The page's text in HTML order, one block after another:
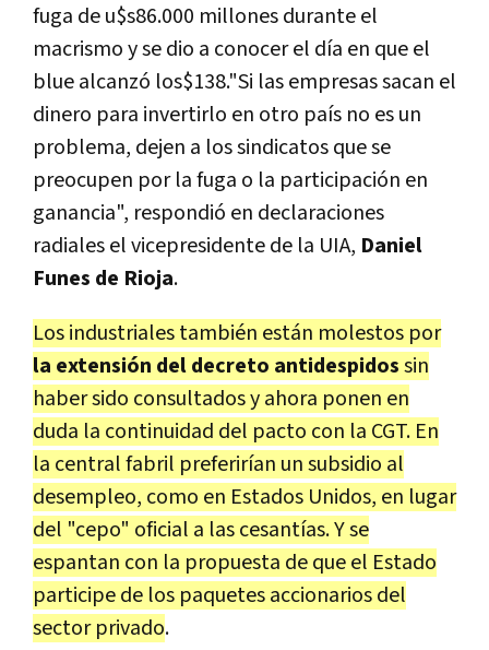
fuga de u$s86.000 millones durante el
macrismo y se dio a conocer el día en que el
blue alcanzó los$138."Si las empresas sacan el
dinero para invertirlo en otro país no es un
problema, dejen a los sindicatos que se
preocupen por la fuga o la participación en
ganancia", respondió en declaraciones
radiales el vicepresidente de la UIA, Daniel
Funes de Rioja.
Los industriales también están molestos por
la extensión del decreto antidespidossin
haber sido consultados y ahora ponen en
duda la continuidad del pacto con la CGT. En
la central fabril preferirían un subsidio al
desempleo, como en Estados Unidos, en lugar
del "cepo" oficial a las cesantías. Y se
espantan con la propuesta de que el Estado
participe de los paquetes accionarios del
sector privado.